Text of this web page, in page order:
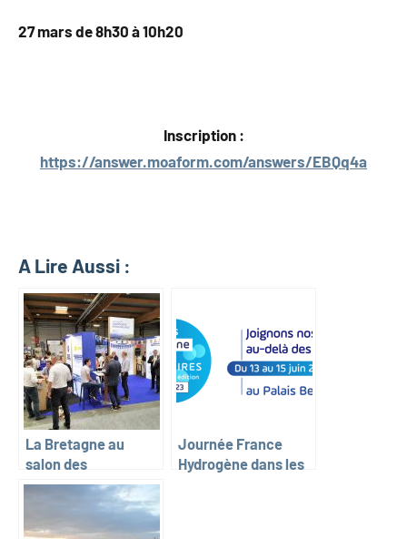
27 mars de 8h30 à 10h20
Inscription :
https://answer.moaform.com/answers/EBQq4a
A Lire Aussi :
La Bretagne au
salon des
professionnels de
l’hydrogène –
Hyvolution 2023
Journée France
Hydrogène dans les